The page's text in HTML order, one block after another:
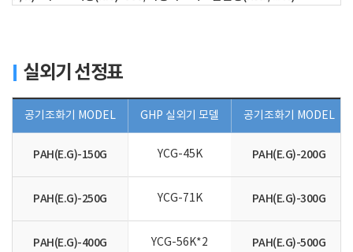
실외기 선정표
공기조화기 MODEL GHP 실외기 모델 공기조화기 MODEL
PAH(E.G)-150G YCG-45K PAH(E.G)-200G
PAH(E.G)-250G YCG-71K PAH(E.G)-300G
PAH(E.G)-400G YCG-56K*2 PAH(E.G)-500G